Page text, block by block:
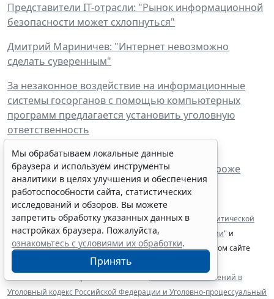
Представители IT-отрасли: "Рынок информационной
безопасности может схлопнуться"
Дмитрий Мариничев: "Интернет невозможно
сделать суверенным"
За незаконное воздействие на информационные
системы госорганов с помощью компьютерных
программ предлагается установить уголовную
ответственность
С 1 июля за нарушения в сфере обработки
персональных данных будут наказывать строже
______________________________
С текстом законопроекта № 47571-7 " О безопасности критической
информационной инфраструктуры Российской Федерации" и
материалами к нему можно ознакомиться на официальном сайте
О внесении изменений в
Уголовный кодекс Российской Федерации и Уголовно-процессуальный
Мы обрабатываем локальные данные
браузера и используем инструменты
аналитики в целях улучшения и обеспечения
работоспособности сайта, статистических
исследований и обзоров. Вы можете
запретить обработку указанных данных в
настройках браузера. Пожалуйста,
ознакомьтесь с условиями их обработки.
Принять